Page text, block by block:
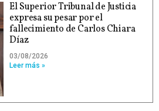
El Superior Tribunal de Justicia
expresa su pesar por el
fallecimiento de Carlos Chiara
Díaz
03/08/2026
Leer más »